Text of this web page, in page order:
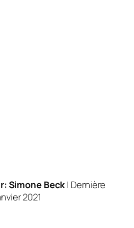
Simone Beck| Dernière
2021